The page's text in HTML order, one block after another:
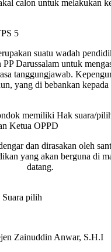
calon untuk melakukan
5
suatu wadah
PP Darussalam untuk
tanggungjawab.
yang di bebankan
memiliki Hak suara/
Ketua OPPD
dan dirasakan oleh
yang akan berguna di
datang.
pilih
Zainuddin Anwar, S.H.I